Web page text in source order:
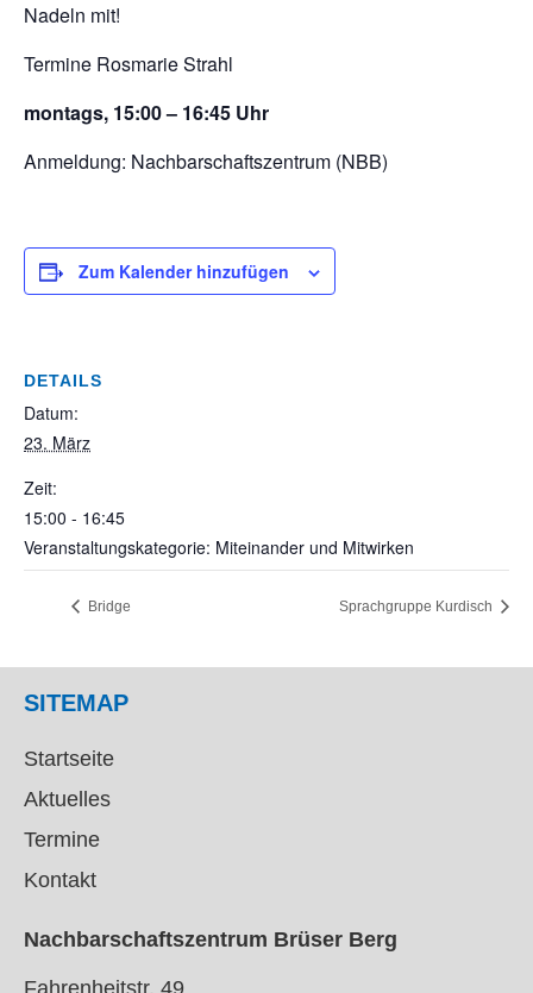
Nadeln mit!
Termine Rosmarie Strahl
montags, 15:00 – 16:45 Uhr
Anmeldung: Nachbarschaftszentrum (NBB)
Zum Kalender hinzufügen
DETAILS
Datum:
23. März
Zeit:
15:00 - 16:45
Veranstaltungskategorie: Miteinander und Mitwirken
Bridge Sprachgruppe Kurdisch
SITEMAP
Startseite
Aktuelles
Termine
Kontakt
Nachbarschaftszentrum Brüser Berg